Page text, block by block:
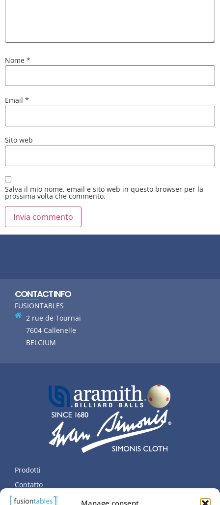
Nome *
Email *
Sito web
Salva il mio nome, email e sito web in questo browser per la
prossima volta che commento.
CONTACT INFO
FUSIONTABLES
2 rue de Tournai
7604 Callenelle
BELGIUM
Prodotti
Contatto
Dati personali